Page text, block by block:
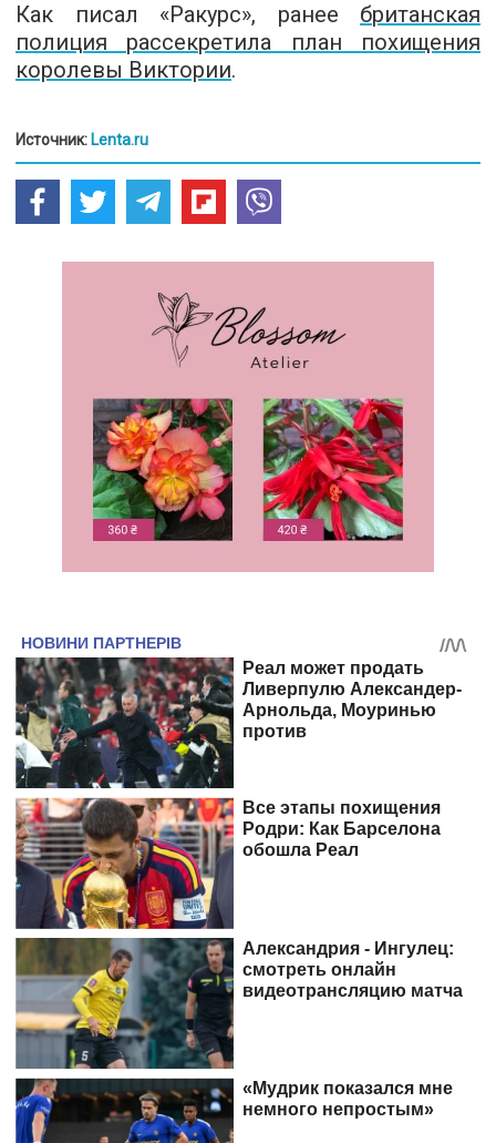
Как писал «Ракурс», ранее британская
полиция рассекретила план похищения
королевы Виктории.
Источник: Lenta.ru